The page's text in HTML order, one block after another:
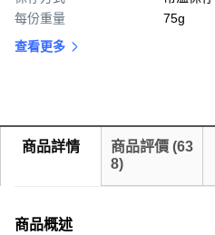
每份重量
75g
查看更多
商品詳情 商品評價 (63
8)
商品概述